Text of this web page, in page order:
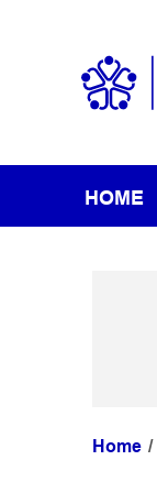
HOME
Home